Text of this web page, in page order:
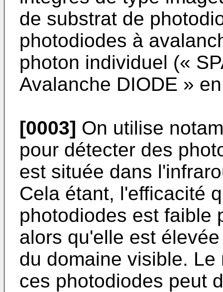
de substrat de
photodiodes à
photon individuel («
Avalanche DIODE »
[0003] On utilise
pour détecter des
est située dans
Cela étant, l'efficacité
photodiodes est faible
alors qu'elle est
du domaine visible.
ces photodiodes peut